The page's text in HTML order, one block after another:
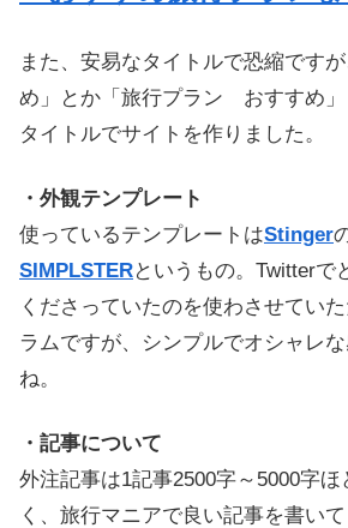
また、安易なタイトルで恐縮です
め」とか「旅行プラン おすすめ」
タイトルでサイトを作りました。
・外観テンプレート
使っているテンプレートはStinger
SIMPLSTERというもの。Twitterで
くださっていたのを使わさせてい
ラムですが、シンプルでオシャレ
ね。
・記事について
外注記事は1記事2500字～5000字ほ
く、旅行マニアで良い記事を書い